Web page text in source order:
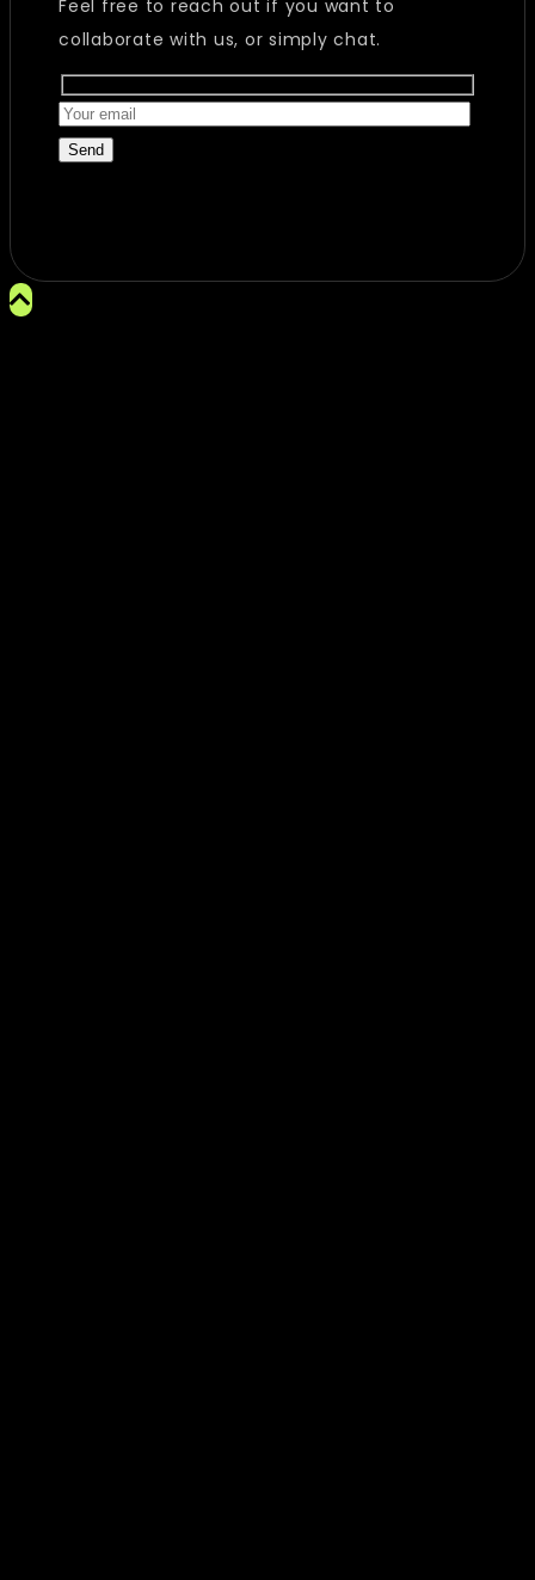
Feel free to reach out if you want to
collaborate with us, or simply chat.
Send